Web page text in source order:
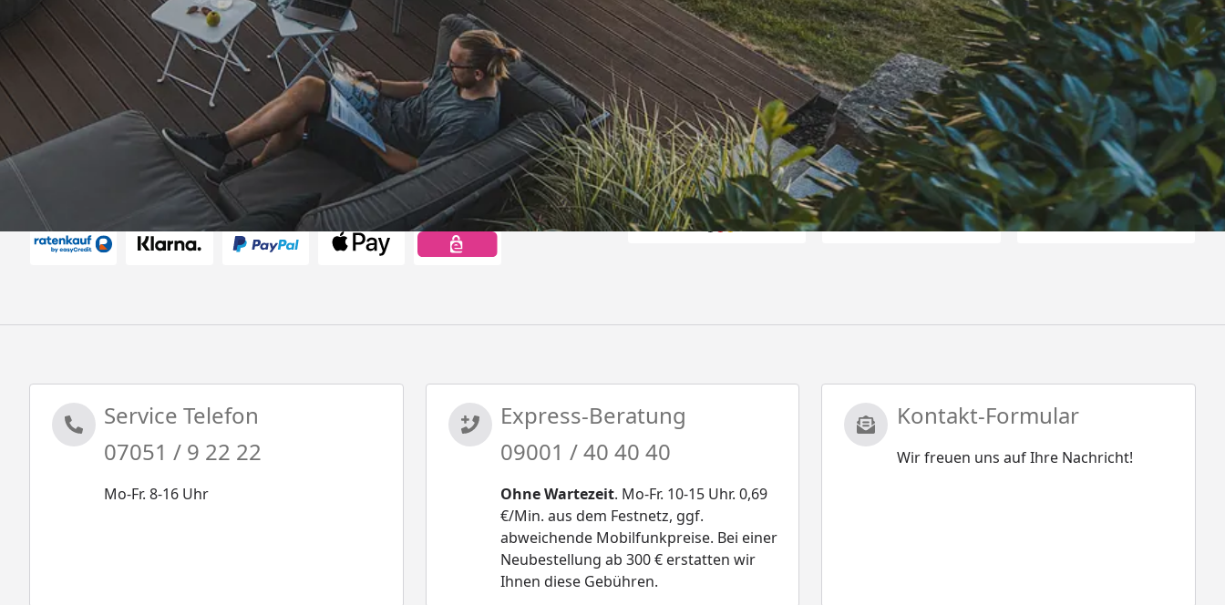
Versand Auszeichnungen
Akzeptierte Zahlungsarten Offizieller Partner des Deutschen Handballbundes
Service Telefon
07051 / 9 22 22
Mo-Fr. 8-16 Uhr
Express-Beratung
09001 / 40 40 40
Ohne Wartezeit. Mo-Fr. 10-15 Uhr. 0,69
€/Min. aus dem Festnetz, ggf.
abweichende Mobilfunkpreise. Bei einer
Neubestellung ab 300 € erstatten wir
Ihnen diese Gebühren.
Kontakt-Formular
Wir freuen uns auf Ihre Nachricht!